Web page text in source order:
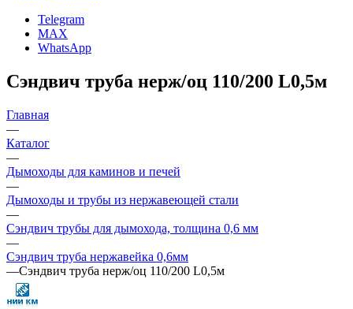
Telegram
MAX
WhatsApp
Сэндвич труба нерж/оц 110/200 L0,5м
Главная
—
Каталог
—
Дымоходы для каминов и печей
—
Дымоходы и трубы из нержавеющей стали
—
Сэндвич трубы для дымохода, толщина 0,6 мм
—
Сэндвич труба нержавейка 0,6мм
—Сэндвич труба нерж/оц 110/200 L0,5м